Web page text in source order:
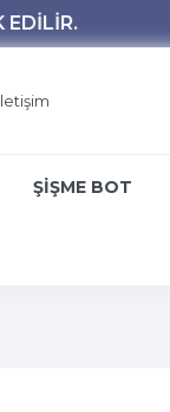
ŞİŞME BOT